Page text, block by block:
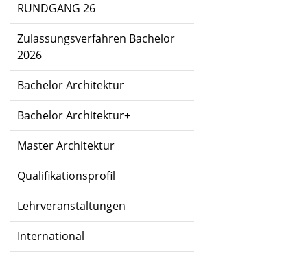
RUNDGANG 26
Zulassungsverfahren Bachelor
2026
Bachelor Architektur
Bachelor Architektur+
Master Architektur
Qualifikationsprofil
Lehrveranstaltungen
International